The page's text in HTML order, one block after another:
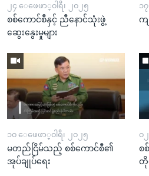
၂၄ ေဖေဖာ္၀ါရီ၊ ၂၀၂၅
စစ်ကောင်စီနှင့် ညီနောင်သုံးဖွဲ့
ဆွေးနွေးမှုများ
၁
က
၁၀ ေဖေဖာ္၀ါရီ၊ ၂၀၂၅
မတည်ငြိမ်သည့် စစ်ကောင်စီ၏
အုပ်ချုပ်ရေး
၀
စ
တို